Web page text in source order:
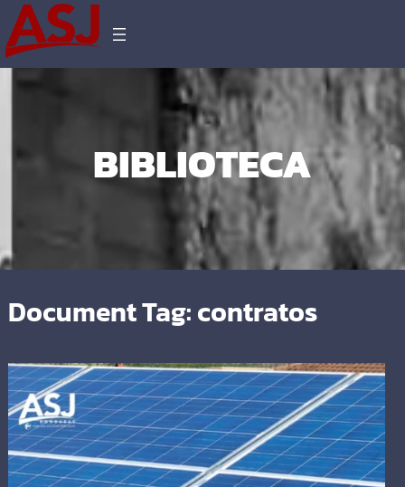
BIBLIOTECA
Document Tag:contratos